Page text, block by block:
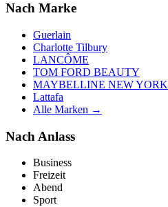
Nach Marke
Guerlain
Charlotte Tilbury
LANCÔME
TOM FORD BEAUTY
MAYBELLINE NEW YORK
Lattafa
Alle Marken →
Nach Anlass
Business
Freizeit
Abend
Sport